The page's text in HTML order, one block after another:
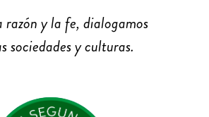
razón y la fe, dialogamos
sociedades y culturas.